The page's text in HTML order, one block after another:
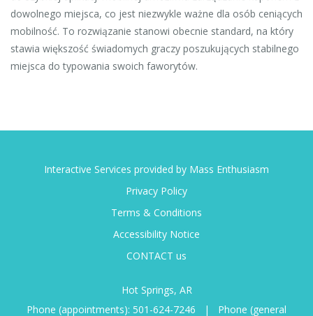
dowolnego miejsca, co jest niezwykle ważne dla osób ceniących
mobilność. To rozwiązanie stanowi obecnie standard, na który
stawia większość świadomych graczy poszukujących stabilnego
miejsca do typowania swoich faworytów.
Interactive Services provided by Mass Enthusiasm
Privacy Policy
Terms & Conditions
Accessibility Notice
CONTACT us
Hot Springs, AR
Phone (appointments): 501-624-7246 |
Phone (general